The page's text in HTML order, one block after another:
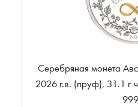
Серебряная монета
2026 г.в. (пруф), 31.1 г